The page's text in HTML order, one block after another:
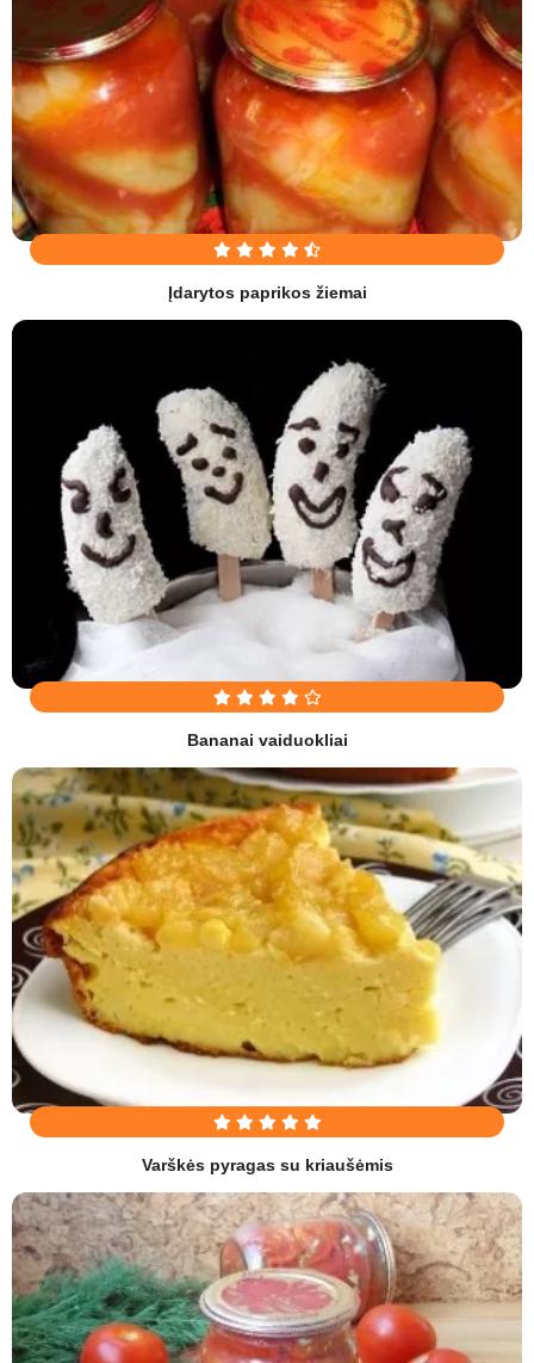
Įdarytos paprikos žiemai
Bananai vaiduokliai
Varškės pyragas su kriaušėmis